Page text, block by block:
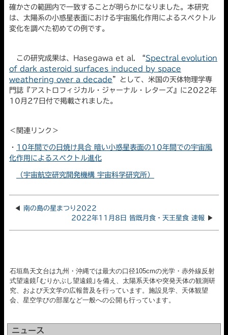
確かさの範囲内で一致することが明らかになりました。本研究
は、太陽系の小惑星表面における宇宙風化作用によるスペクトル
変化を調べた初めての例です。
この研究成果は、Hasegawa et al. “Spectral evolution
of dark asteroid surfaces induced by space
weathering over a decade”として、米国の天体物理学専
門誌『アストロフィジカル・ジャーナル・レターズ』に2022年
10月27日付で掲載されました。
＜関連リンク＞
・ 10年間での日焼け具合 暗い小惑星表面の10年間での宇宙風
化作用によるスペクトル進化
（宇宙航空研究開発機構 宇宙科学研究所）
◀ 南の島の星まつり2022
2022年11月8日 皆既月食・天王星食 速報 ▶
石垣島天文台は九州・沖縄では最大の口径105cmの光学・赤外線反射
式望遠鏡｢むりかぶし望遠鏡｣を備え、太陽系天体や突発天体の観測研
究、および天文学の広報普及を行っています。施設見学、天体観望
会、星空学びの部屋など一般への公開も行っています。
ニュース